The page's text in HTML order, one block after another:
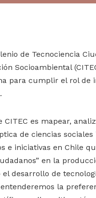
de Tecnociencia
Socioambiental
para cumplir el rol de
CITEC es mapear,
de ciencias
e iniciativas en Chile
en la
desarrollo de
entenderemos la